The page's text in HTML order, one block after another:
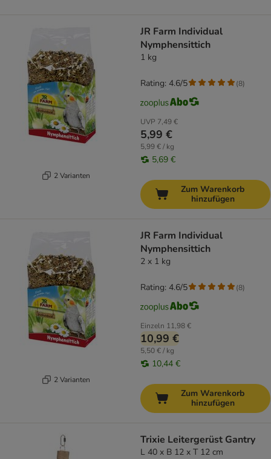
2 Varianten
JR Farm Individual
Nymphensittich
1 kg
UVP 7,49 €
5,99 €
5,99 € / kg
5,69 €
Rating: 4.6/5 (8)
Zum Warenkorb
hinzufügen
2 Varianten
JR Farm Individual
Nymphensittich
2 x 1 kg
Einzeln 11,98 €
10,99 €
5,50 € / kg
10,44 €
Rating: 4.6/5 (8)
Zum Warenkorb
hinzufügen
Trixie Leitergerüst Gantry
L 40 x B 12 x T 12 cm